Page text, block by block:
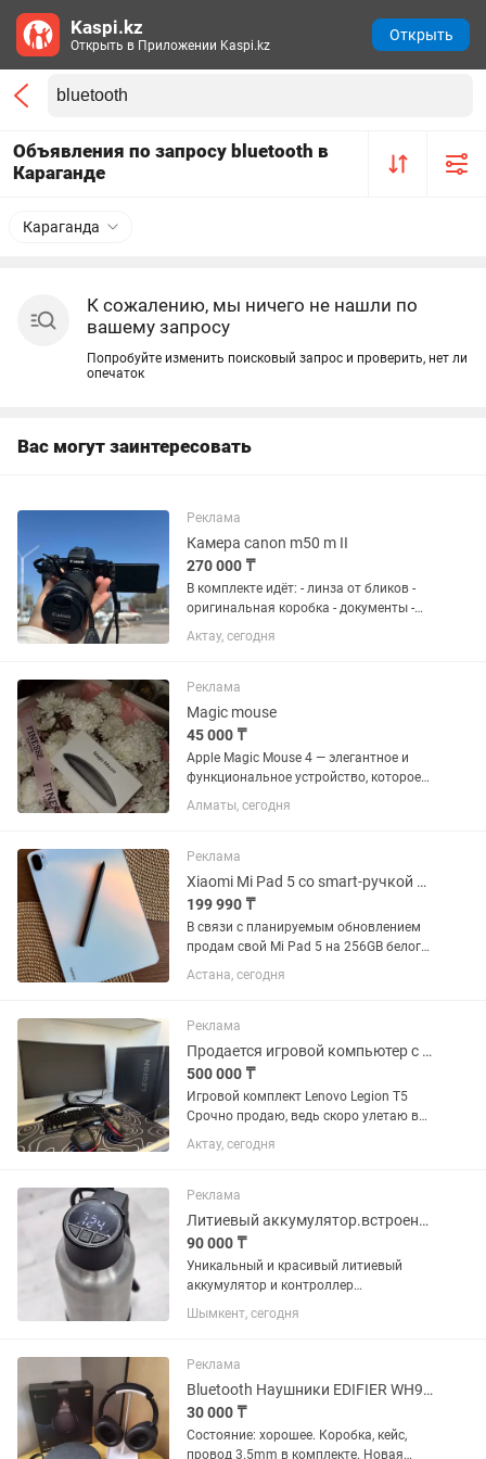
Объявления по запросу bluetooth в
Караганде
Караганда
К сожалению, мы ничего не нашли по
вашему запросу
Попробуйте изменить поисковый запрос и проверить, нет ли
опечаток
Вас могут заинтересовать
Реклама
Камера canon m50 m II
270 000 ₸
В комплекте идёт: - линза от бликов -
оригинальная коробка - документы -
стекло на экран - зарядка - 2
дополнительных аккумуляторов +
идеальном состоянии,...
Актау, сегодня
Реклама
Magic mouse
45 000 ₸
Apple Magic Mouse 4 — элегантное и
функциональное устройство, которое
обеспечит вам максимальный
комфорт в работе и развлечениях.
подключению и оптическому сенсору
с...
Алматы, сегодня
Реклама
Xiaomi Mi Pad 5 со smart-ручкой Mi Pen, 256GB, б/у
199 990 ₸
В связи с планируемым обновлением
продам свой Mi Pad 5 на 256GB белого
цвета, в комплекте с чехлом, и smart-
ручкой Mi Pen (есть сменные
отлично себя показывает в...
Астана, сегодня
Реклама
Продается игровой компьютер с полным комплектом
500 000 ₸
Игровой комплект Lenovo Legion T5
Срочно продаю, ведь скоро улетаю в
другой город! Продается полный
игровой комплект, полностью готов к
отличном техническом...
Актау, сегодня
Реклама
Литиевый аккумулятор.встроенный контроллер.электровелосипед.Smart Tech 100G
90 000 ₸
Уникальный и красивый литиевый
аккумулятор и контроллер
электромотора в одном.класс защиты
IP57.от европейской фирмы Smart
эстетики. Оформлен в виде термоса.
Минимальное...
Шымкент, сегодня
Реклама
Bluetooth Наушники EDIFIER WH950NB
30 000 ₸
Состояние: хорошее. Коробка, кейс,
провод 3.5mm в комплекте. Новая
Kaspi.kz
Открыть в Приложении Kaspi.kz
Открыть